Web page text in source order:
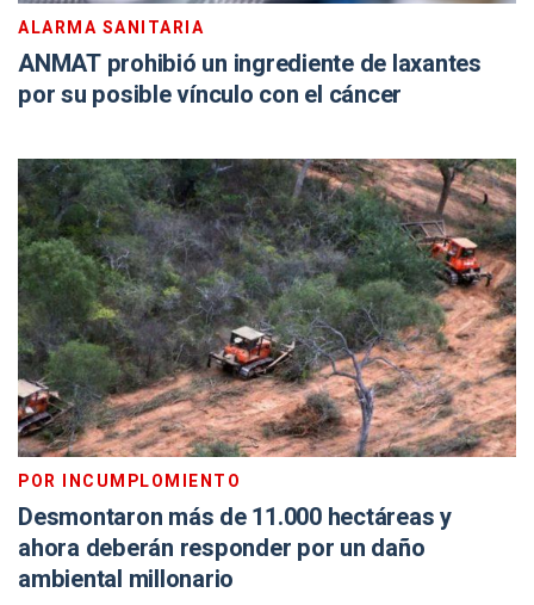
ALARMA SANITARIA
ANMAT prohibió un ingrediente de laxantes
por su posible vínculo con el cáncer
POR INCUMPLOMIENTO
Desmontaron más de 11.000 hectáreas y
ahora deberán responder por un daño
ambiental millonario